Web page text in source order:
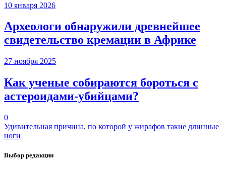
10 января 2026
Археологи обнаружили древнейшее
свидетельство кремации в Африке
27 ноября 2025
Как ученые собираются бороться с
астероидами-убийцами?
0
Удивительная причина, по которой у жирафов такие длинные
ноги
Выбор редакции